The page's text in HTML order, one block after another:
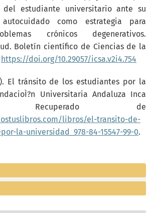
del estudiante universitario ante su
como estrategia para
crónicos degenerativos.
Boletín científico de Ciencias de la
https://doi.org/10.29057/icsa.v2i4.754
El tránsito de los estudiantes por la
Universitaria Andaluza Inca
Recuperado de
libros/el-transito-de-
la-universidad_978-84-15547-99-0.